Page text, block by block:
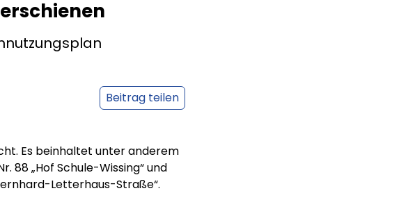
Beitrag teilen
Es beinhaltet unter anderem
88 „Hof Schule-Wissing“ und
Letterhaus-Straße“.